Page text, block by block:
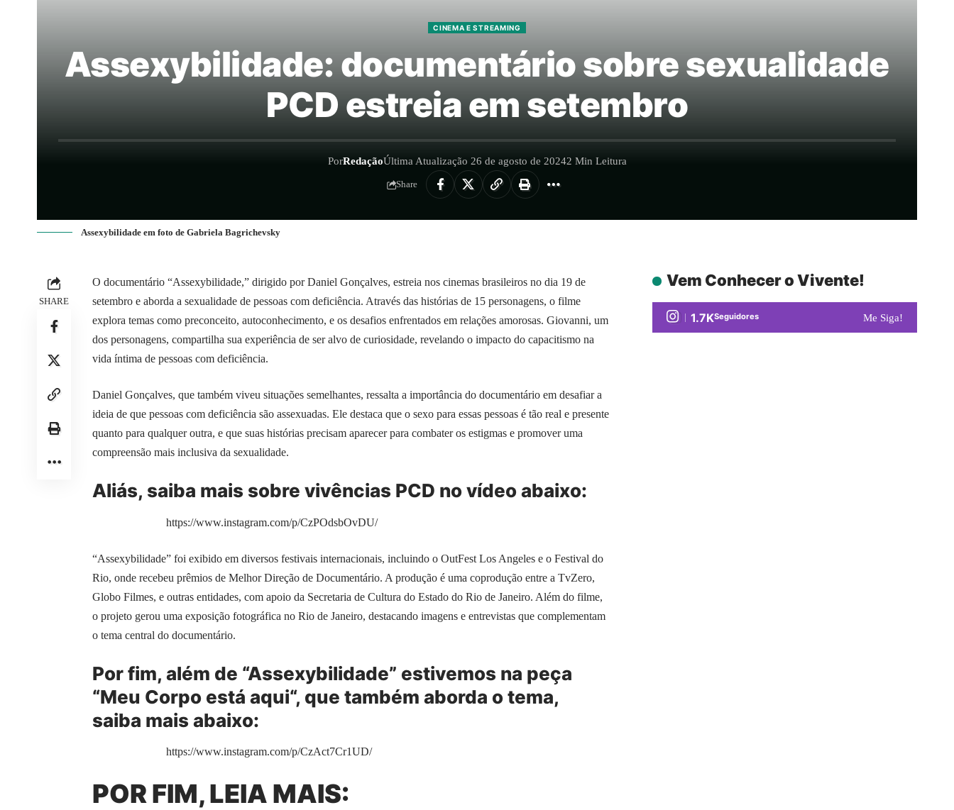
CINEMA E STREAMING
Assexybilidade: documentário sobre sexualidade
PCD estreia em setembro
PorRedaçãoÚltima Atualização 26 de agosto de 20242 Min Leitura
Share
Assexybilidade em foto de Gabriela Bagrichevsky
SHARE
O documentário “Assexybilidade,” dirigido por Daniel Gonçalves, estreia nos cinemas brasileiros no dia 19 de
setembro e aborda a sexualidade de pessoas com deficiência. Através das histórias de 15 personagens, o filme
explora temas como preconceito, autoconhecimento, e os desafios enfrentados em relações amorosas. Giovanni, um
dos personagens, compartilha sua experiência de ser alvo de curiosidade, revelando o impacto do capacitismo na
vida íntima de pessoas com deficiência.
Daniel Gonçalves, que também viveu situações semelhantes, ressalta a importância do documentário em desafiar a
ideia de que pessoas com deficiência são assexuadas. Ele destaca que o sexo para essas pessoas é tão real e presente
quanto para qualquer outra, e que suas histórias precisam aparecer para combater os estigmas e promover uma
compreensão mais inclusiva da sexualidade.
Aliás, saiba mais sobre vivências PCD no vídeo abaixo:
https://www.instagram.com/p/CzPOdsbOvDU/
“Assexybilidade” foi exibido em diversos festivais internacionais, incluindo o OutFest Los Angeles e o Festival do
Rio, onde recebeu prêmios de Melhor Direção de Documentário. A produção é uma coprodução entre a TvZero,
Globo Filmes, e outras entidades, com apoio da Secretaria de Cultura do Estado do Rio de Janeiro. Além do filme,
o projeto gerou uma exposição fotográfica no Rio de Janeiro, destacando imagens e entrevistas que complementam
o tema central do documentário.
Por fim, além de “Assexybilidade” estivemos na peça
“Meu Corpo está aqui“, que também aborda o tema,
saiba mais abaixo:
https://www.instagram.com/p/CzAct7Cr1UD/
POR FIM, LEIA MAIS:
Vem Conhecer o Vivente!
1.7KSeguidores Me Siga!